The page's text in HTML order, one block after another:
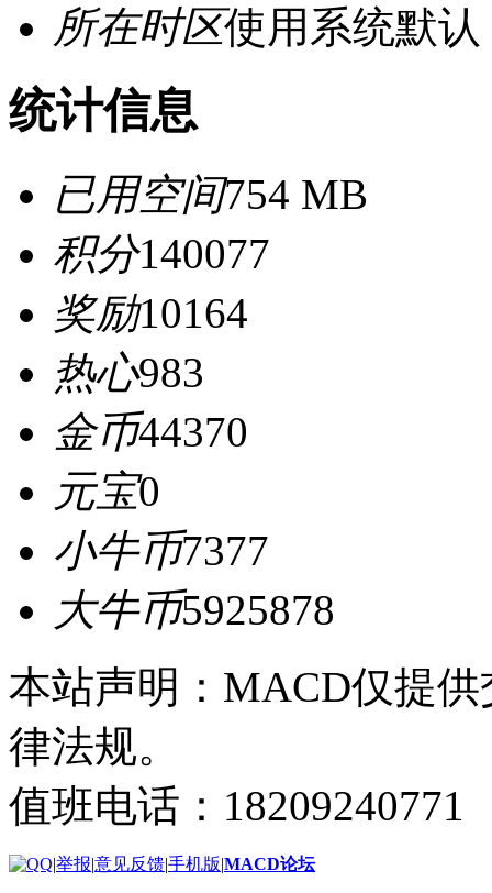
所在时区使用系统默认
统计信息
已用空间754 MB
积分140077
奖励10164
热心983
金币44370
元宝0
小牛币7377
大牛币5925878
本站声明：MACD仅提
律法规。
值班电话：
|举报|意见反馈|手机版|MACD论坛